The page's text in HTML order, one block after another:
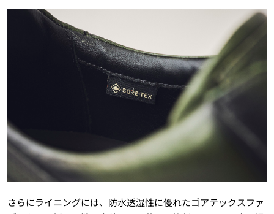
さらにライニングには、防水透湿性に優れたゴアテックスファ